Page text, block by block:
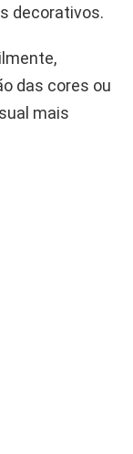
decorativos.
das cores ou
mais